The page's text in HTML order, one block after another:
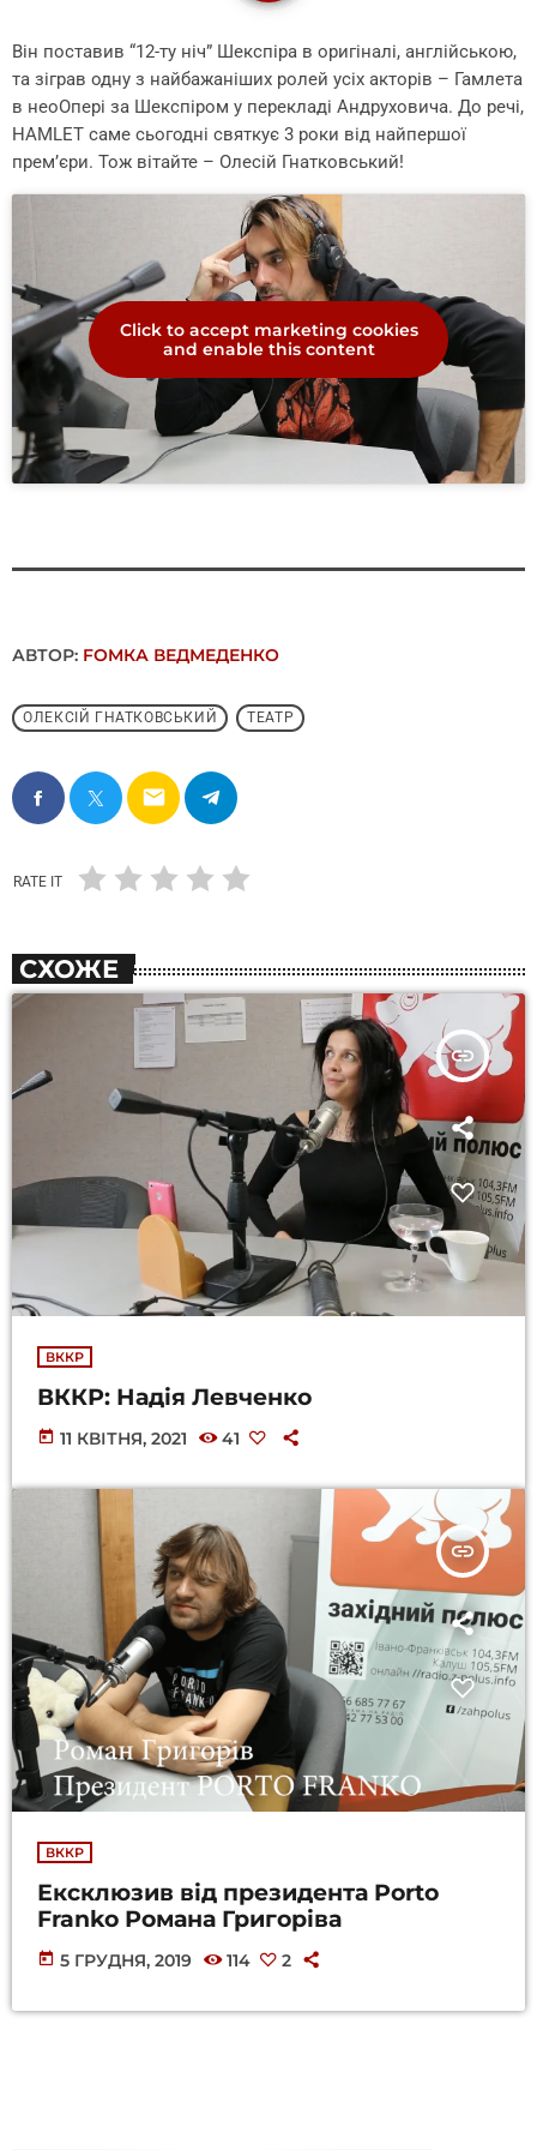
Він поставив “12-ту ніч” Шекспіра в оригіналі, англійською,
та зіграв одну з найбажаніших ролей усіх акторів – Гамлета
в неоОпері за Шекспіром у перекладі Андруховича. До речі,
HAMLET саме сьогодні святкує 3 роки від найпершої
прем’єри. Тож вітайте – Олесій Гнатковський!
Click to accept marketing cookies
and enable this content
АВТОР: FОMКА ВЕДМЕДЕНКО
ОЛЕКСІЙ ГНАТКОВСЬКИЙ ТЕАТР
email
RATE IT
СХОЖЕ
insert_link
ВККР
ВККР: Надія Левченко
today 11 КВІТНЯ, 2021 41
insert_link
ВККР
Ексклюзив від президента Porto
Franko Романа Григоріва
today 5 ГРУДНЯ, 2019 114 2